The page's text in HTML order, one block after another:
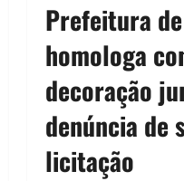
Prefeitura
homologa
decoração
denúncia de
licitação